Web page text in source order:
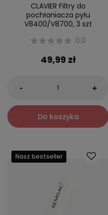
CLAVIER Filtry do
pochłaniacza pyłu
V8400/V8700, 3 szt
0.0
49,99 zł
- +
Do koszyka
Nasz bestseller